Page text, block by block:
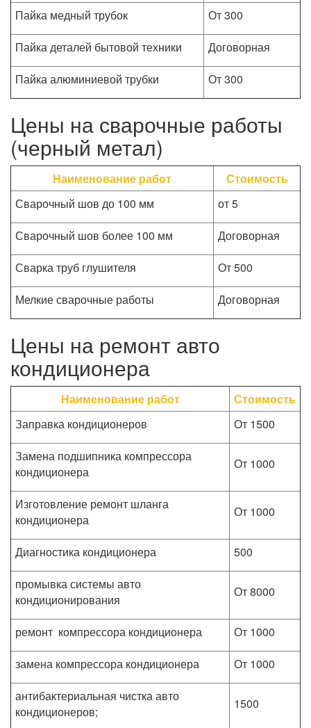
Пайка медный трубок
От 300
Пайка деталей бытовой техники
Договорная
Пайка алюминиевой трубки
От 300
Цены на сварочные работы
(черный метал)
Наименование работ
Стоимость
Сварочный шов до 100 мм
от 5
Сварочный шов более 100 мм
Договорная
Сварка труб глушителя
От 500
Мелкие сварочные работы
Договорная
Цены на ремонт авто
кондиционера
Наименование работ
Стоимость
Заправка кондиционеров
От 1500
Замена подшипника компрессора
кондиционера
От 1000
Изготовление ремонт шланга
кондиционера
От 1000
Диагностика кондиционера
500
промывка системы авто
кондиционирования
От 8000
ремонт компрессора кондиционера
От 1000
замена компрессора кондиционера
От 1000
антибактериальная чистка авто
кондиционеров;
1500